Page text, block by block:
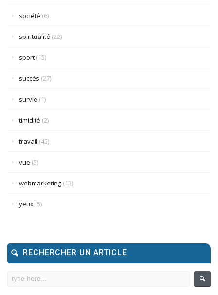
société (6)
spiritualité (22)
sport (15)
succès (27)
survie (1)
timidité (2)
travail (45)
vue (5)
webmarketing (12)
yeux (5)
RECHERCHER UN ARTICLE